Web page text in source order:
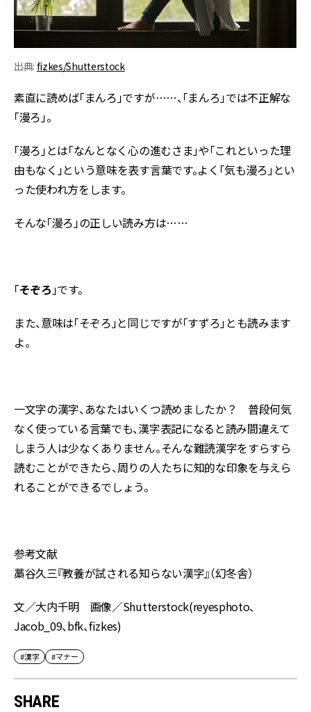
出典: fizkes/Shutterstock
素直に読めば「まんろ」ですが……、「まんろ」では不正解な
「漫ろ」。
「漫ろ」とは「なんとなく心の進むさま」や「これといった理
由もなく」という意味を表す言葉です。よく「気も漫ろ」とい
った使われ方をします。
そんな「漫ろ」の正しい読み方は……
「そぞろ」です。
また、意味は「そぞろ」と同じですが「すずろ」とも読みます
よ。
一文字の漢字、あなたはいくつ読めましたか？ 普段何気
なく使っている言葉でも、漢字表記になると読み間違えて
しまう人は少なくありません。そんな難読漢字をすらすら
読むことができたら、周りの人たちに知的な印象を与えら
れることができるでしょう。
参考文献
藁谷久三『教養が試される知らない漢字』（幻冬舎）
文／大内千明 画像／Shutterstock(reyesphoto、
Jacob_09、bfk、fizkes)
#漢字 #マナー
SHARE